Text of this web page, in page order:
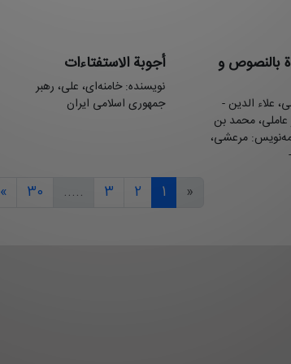
بالنصوص و
علاء الدین -
محمد بن
مرعشی،
أجوبة الاستفتاءات
نویسنده: خامنه‌ای، علی، رهبر
جمهوری اسلامی ایران
«
1
2
3
.....
30
»